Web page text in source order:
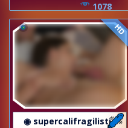
1078
HD
◉ supercalifragilistic